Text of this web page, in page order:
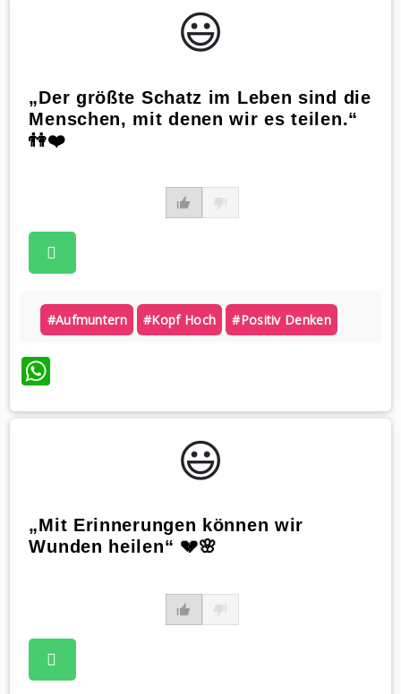
😃️
„Der größte Schatz im Leben sind die
Menschen, mit denen wir es teilen.“
👫❤️
#aufmuntern #kopf Hoch #positiv Denken
WhatsApp
😃️
„Mit Erinnerungen können wir
Wunden heilen“ 💔🌸